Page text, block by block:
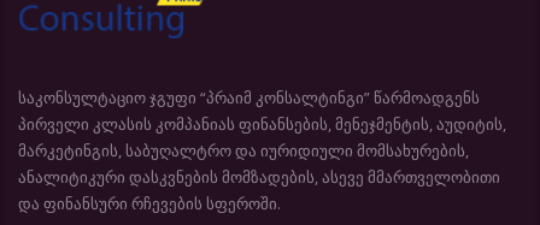
საკონსულტაციო ჯგუფი “პრაიმ კონსალტინგი” წარმოადგენს
პირველი კლასის კომპანიას ფინანსების, მენეჯმენტის, აუდიტის,
მარკეტინგის, საბუღალტრო და იურიდიული მომსახურების,
ანალიტიკური დასკვნების მომზადების, ასევე მმართველობითი
და ფინანსური რჩევების სფეროში.